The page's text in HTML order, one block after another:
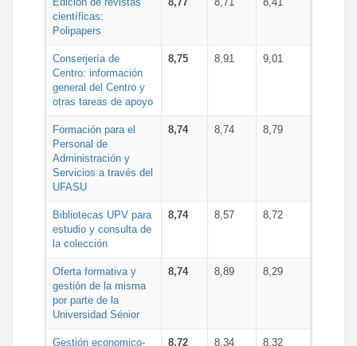
científicas:
Polipapers
Conserjería de
Centro: información
general del Centro y
otras tareas de apoyo
8,75 8,91 9,01
Formación para el
Personal de
Administración y
Servicios a través del
UFASU
8,74 8,74 8,79
Bibliotecas UPV para
estudio y consulta de
la colección
8,74 8,57 8,72
Oferta formativa y
gestión de la misma
por parte de la
Universidad Sénior
8,74 8,89 8,29
Gestión economico- 8,72 8,34 8,32